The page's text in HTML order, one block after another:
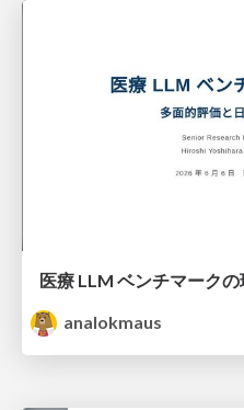
analokmaus